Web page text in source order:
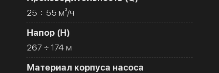
25 ÷ 55 м³/ч
Напор (H)
267 ÷ 174 м
Материал корпуса насоса